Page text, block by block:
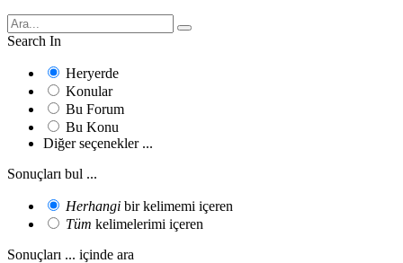
Search In
Heryerde
Konular
Bu Forum
Bu Konu
Diğer seçenekler ...
Sonuçları bul ...
Herhangi bir kelimemi içeren
Tüm kelimelerimi içeren
Sonuçları ... içinde ara